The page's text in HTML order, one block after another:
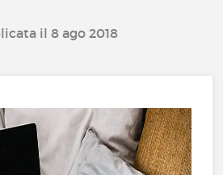
il 8 ago 2018